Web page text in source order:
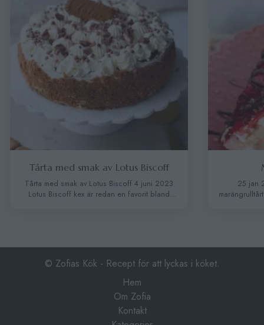
Tårta med smak av Lotus Biscoff
Tårta med smak av Lotus Biscoff 4 juni 2023
Lotus Biscoff kex är redan en favorit bland
upplevelse som bara smälter i munnen.
INGREDIENSER Botten: 4 …
Continued
25 jan
marängrulltårta
bäst av allt-den
© Zofias Kök - Recept för att lyckas i köket.
Hem
Om Zofia
Kontakt